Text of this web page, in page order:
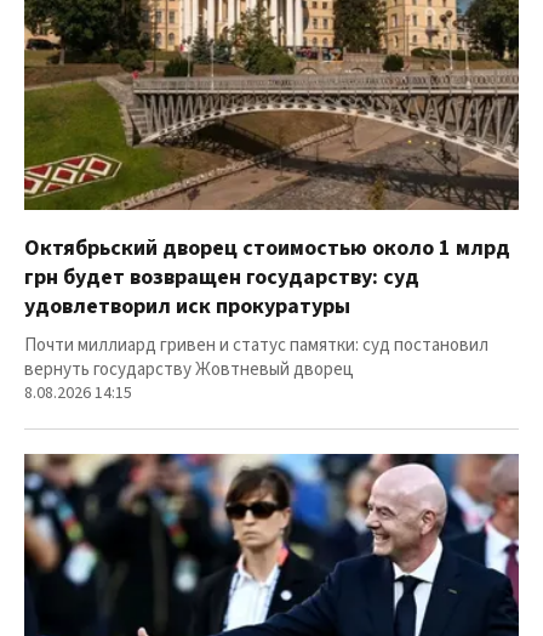
Октябрьский дворец стоимостью около 1 млрд
грн будет возвращен государству: суд
удовлетворил иск прокуратуры
Почти миллиард гривен и статус памятки: суд постановил
вернуть государству Жовтневый дворец
8.08.2026 14:15